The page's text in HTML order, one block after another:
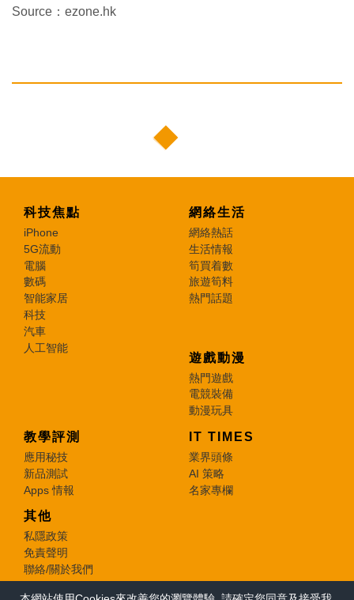
Source：ezone.hk
科技焦點
iPhone
5G流動
電腦
數碼
智能家居
科技
汽車
人工智能
網絡生活
網絡熱話
生活情報
筍買着數
旅遊筍料
熱門話題
遊戲動漫
熱門遊戲
電競裝備
動漫玩具
教學評測
應用秘技
新品測試
Apps 情報
IT TIMES
業界頭條
AI 策略
名家專欄
其他
私隱政策
免責聲明
聯絡/關於我們